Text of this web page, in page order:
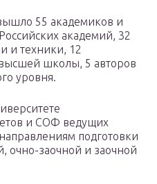
55 академиков и
академий, 32
и техники, 12
школы, 5 авторов
уровня.
и СОФ ведущих
подготовки
очно-заочной и заочной